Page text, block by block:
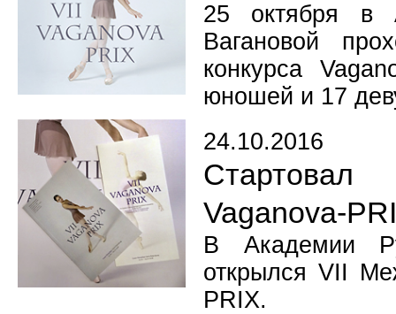
25 октября в
Вагановой
конкурса
юношей и 17
24.10.2016
Vaganova-
В Академии
открылся VII
PRIX.